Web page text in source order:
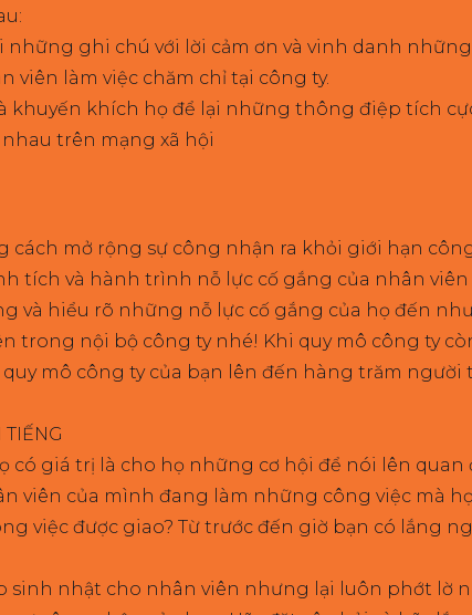
những ghi chú với lời cảm ơn và vinh danh
viên làm việc chăm chỉ tại công ty.
khuyến khích họ để lại những thông điệp tích
trên mạng xã hội
mở rộng sự công nhận ra khỏi giới hạn
tích và hành trình nỗ lực cố gắng của nhân
và hiểu rõ những nỗ lực cố gắng của họ đến
trong nội bộ công ty nhé! Khi quy mô công ty
mô công ty của bạn lên đến hàng trăm
có giá trị là cho họ những cơ hội để nói lên
viên của mình đang làm những công việc mà
việc được giao? Từ trước đến giờ bạn có lắng
nhật cho nhân viên nhưng lại luôn phớt lờ